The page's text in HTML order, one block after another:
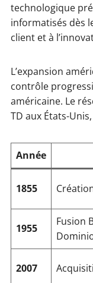
technologique
informatisés dès
client et à
L’expansion
contrôle
américaine. Le
TD aux États-
Année
1855
1955
Fusion
2007